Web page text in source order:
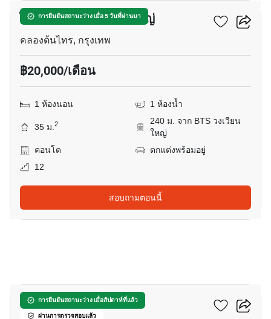
การยืนยันสถานะว่าง เมื่อ 5 วันที่ผ่านมา
ไอดีโอ สาทร-วงเวียนใหญ่
คลองต้นไทร, กรุงเทพ
฿20,000/เดือน
1 ห้องนอน 1 ห้องน้ำ
35 ม.2
240 ม. จาก BTS วงเวียน
ใหญ่
คอนโด
ตกแต่งพร้อมอยู่
12
สอบถามตอนนี้
การยืนยันสถานะว่าง เมื่อสัปดาห์ที่แล้ว
ผ่านการตรวจสอบแล้ว
วิลล่า สาทร